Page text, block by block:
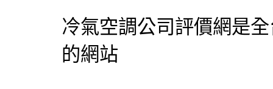
冷氣空調公司評價網是
的網站